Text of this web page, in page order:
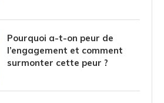
Pourquoi a-t-on peur de
l’engagement et comment
surmonter cette peur ?